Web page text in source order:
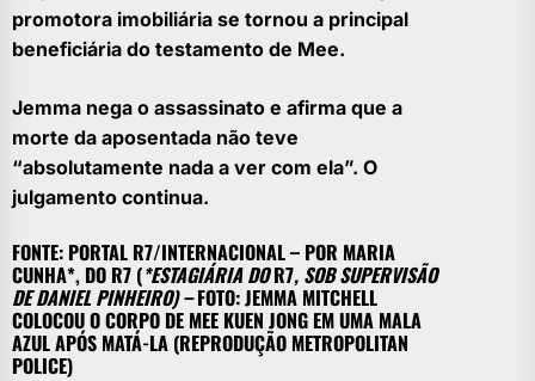
promotora imobiliária se tornou a principal
beneficiária do testamento de Mee.
Jemma nega o assassinato e afirma que a
morte da aposentada não teve
“absolutamente nada a ver com ela”. O
julgamento continua.
FONTE: PORTAL R7/INTERNACIONAL – POR MARIA
CUNHA*, DO R7 (*ESTAGIÁRIA DOR7, SOB SUPERVISÃO
DE DANIEL PINHEIRO) –FOTO: JEMMA MITCHELL
COLOCOU O CORPO DE MEE KUEN JONG EM UMA MALA
AZUL APÓS MATÁ-LA (REPRODUÇÃO METROPOLITAN
POLICE)